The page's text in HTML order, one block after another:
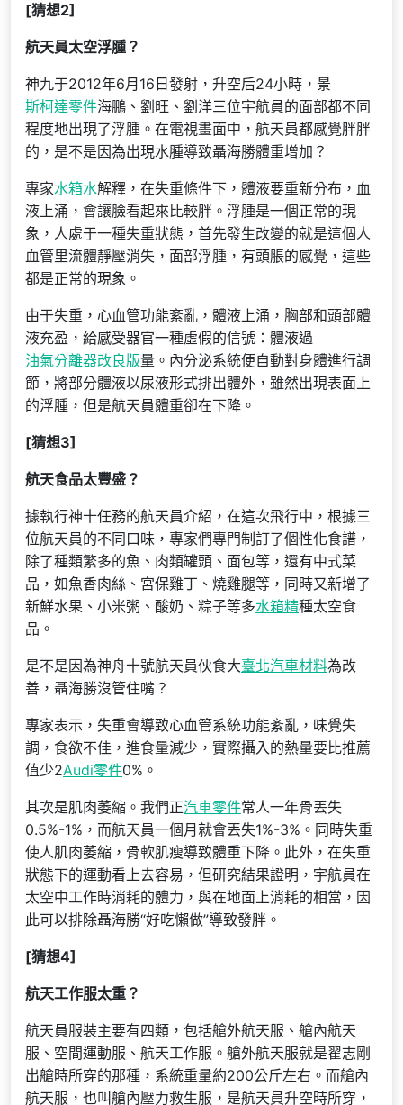
[猜想2]
航天員太空浮腫？
神九于2012年6月16日發射，升空后24小時，景
斯柯達零件海鵬、劉旺、劉洋三位宇航員的面部都不同
程度地出現了浮腫。在電視畫面中，航天員都感覺胖胖
的，是不是因為出現水腫導致聶海勝體重增加？
專家水箱水解釋，在失重條件下，體液要重新分布，血
液上涌，會讓臉看起來比較胖。浮腫是一個正常的現
象，人處于一種失重狀態，首先發生改變的就是這個人
血管里流體靜壓消失，面部浮腫，有頭脹的感覺，這些
都是正常的現象。
由于失重，心血管功能紊亂，體液上涌，胸部和頭部體
液充盈，給感受器官一種虛假的信號：體液過
油氣分離器改良版量。內分泌系統便自動對身體進行調
節，將部分體液以尿液形式排出體外，雖然出現表面上
的浮腫，但是航天員體重卻在下降。
[猜想3]
航天食品太豐盛？
據執行神十任務的航天員介紹，在這次飛行中，根據三
位航天員的不同口味，專家們專門制訂了個性化食譜，
除了種類繁多的魚、肉類罐頭、面包等，還有中式菜
品，如魚香肉絲、宮保雞丁、燒雞腿等，同時又新增了
新鮮水果、小米粥、酸奶、粽子等多水箱精種太空食
品。
是不是因為神舟十號航天員伙食大臺北汽車材料為改
善，聶海勝沒管住嘴？
專家表示，失重會導致心血管系統功能紊亂，味覺失
調，食欲不佳，進食量減少，實際攝入的熱量要比推薦
值少2Audi零件0%。
其次是肌肉萎縮。我們正汽車零件常人一年骨丟失
0.5%-1%，而航天員一個月就會丟失1%-3%。同時失重
使人肌肉萎縮，骨軟肌瘦導致體重下降。此外，在失重
狀態下的運動看上去容易，但研究結果證明，宇航員在
太空中工作時消耗的體力，與在地面上消耗的相當，因
此可以排除聶海勝“好吃懶做”導致發胖。
[猜想4]
航天工作服太重？
航天員服裝主要有四類，包括艙外航天服、艙內航天
服、空間運動服、航天工作服。艙外航天服就是翟志剛
出艙時所穿的那種，系統重量約200公斤左右。而艙內
航天服，也叫艙內壓力救生服，是航天員升空時所穿，